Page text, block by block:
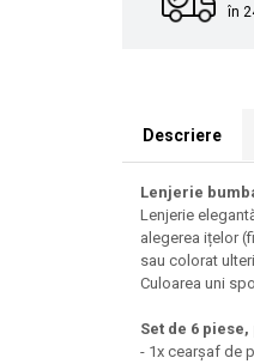
în
Descriere
Lenjerie
Lenjerie
alegerea ițelor
sau colorat
Culoarea uni
Set de 6
- 1x cearșaf de